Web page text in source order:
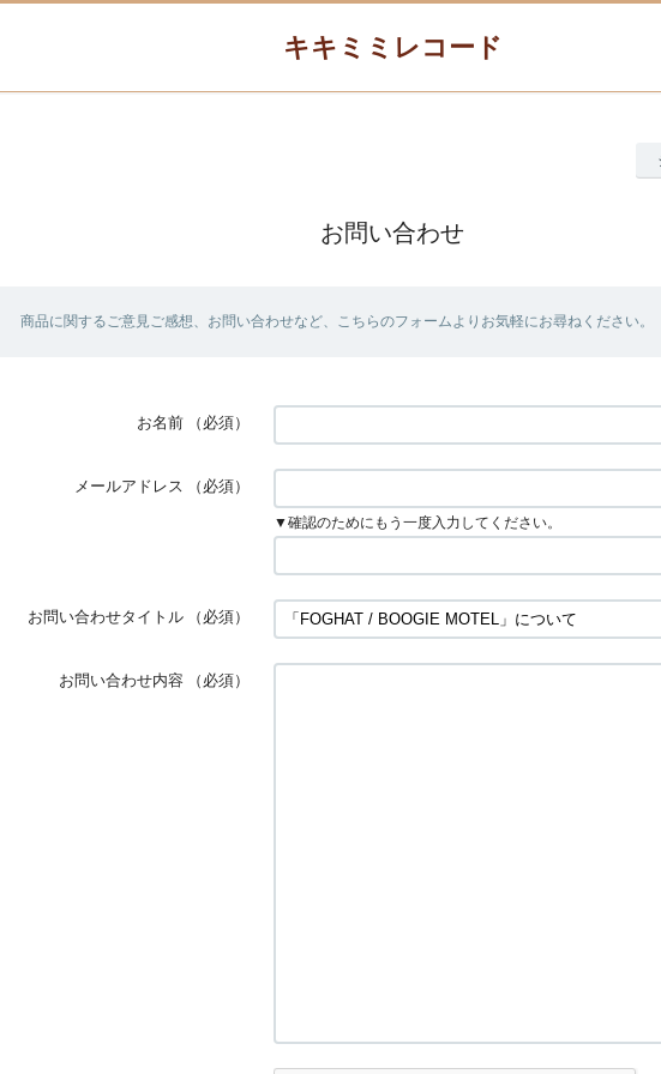
キキミミレコード
お問い合わせ
商品に関するご意見ご感想、お問い合わせなど、こちらのフォームよりお気軽にお尋ねください。
お名前 （必須）
メールアドレス （必須）
▼確認のためにもう一度入力してください。
お問い合わせタイトル （必須）
お問い合わせ内容 （必須）